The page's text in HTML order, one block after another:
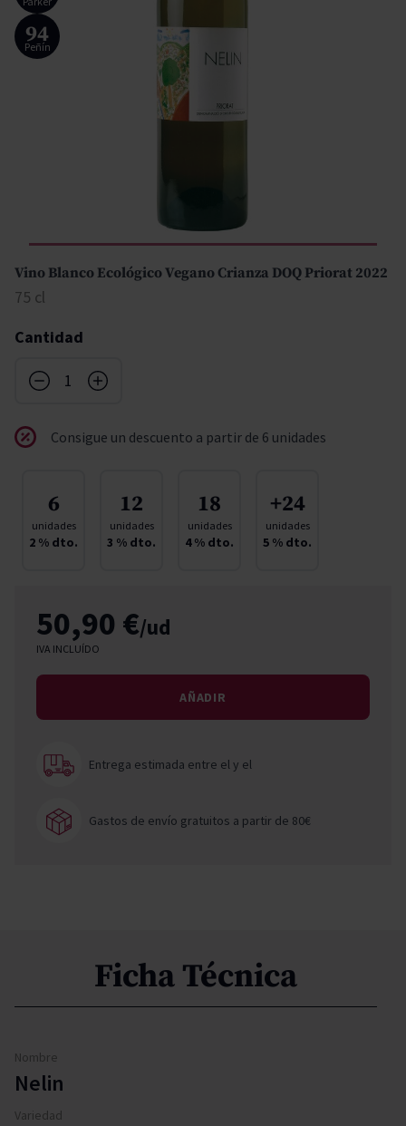
Peñín
94
Vino Blanco Ecológico Vegano Crianza DOQ Priorat 2022
75 cl
Cantidad
Consigue un descuento a partir de 6 unidades
6
unidades
2 % dto.
12
unidades
3 % dto.
18
unidades
4% dto.
+24
unidades
5 % dto.
50,90 €/ud
IVA INCLUÍDO
AÑADIR
Entrega estimada entre ely el
Gastos de envío gratuitos a partir de 80€
Ficha Técnica
Nombre
Nelin
Variedad